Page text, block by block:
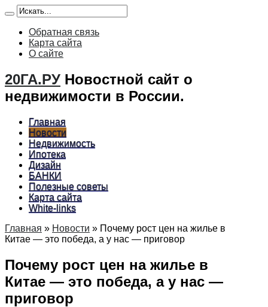
Обратная связь
Карта сайта
О сайте
20ГА.РУ Новостной сайт о
недвижимости в России.
Главная
Новости
Недвижимость
Ипотека
Дизайн
БАНКИ
Полезные советы
Карта сайта
White-links
Главная » Новости » Почему рост цен на жилье в
Китае — это победа, а у нас — приговор
Почему рост цен на жилье в
Китае — это победа, а у нас —
приговор